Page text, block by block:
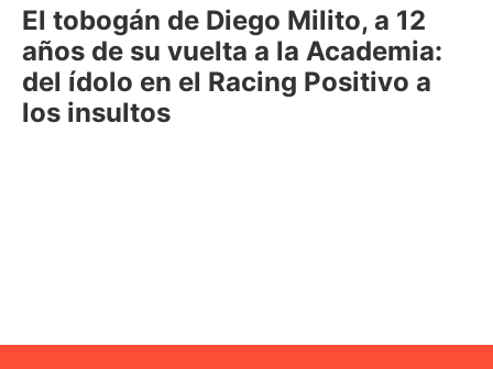
El tobogán de Diego Milito, a 12
años de su vuelta a la Academia:
del ídolo en el Racing Positivo a
los insultos